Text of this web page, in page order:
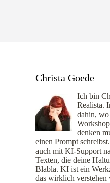
Christa Goede
Ich bin
Realista.
dahin, wo
denken
einen Prompt
auch mit KI-Support
Texten, die deine
Blabla. KI ist ein
das wirklich